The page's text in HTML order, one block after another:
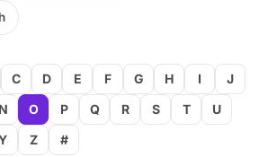
C D E F G H I
J
N O P Q R S T
U
Z #